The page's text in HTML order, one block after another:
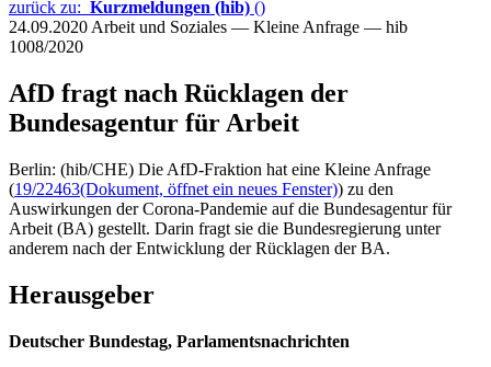
zurück zu: Kurzmeldungen (hib) ()
24.09.2020 Arbeit und Soziales — Kleine Anfrage — hib
1008/2020
AfD fragt nach Rücklagen der
Bundesagentur für Arbeit
Berlin: (hib/CHE) Die AfD-Fraktion hat eine Kleine Anfrage
(19/22463(Dokument, öffnet ein neues Fenster)) zu den
Auswirkungen der Corona-Pandemie auf die Bundesagentur für
Arbeit (BA) gestellt. Darin fragt sie die Bundesregierung unter
anderem nach der Entwicklung der Rücklagen der BA.
Herausgeber
Deutscher Bundestag, Parlamentsnachrichten